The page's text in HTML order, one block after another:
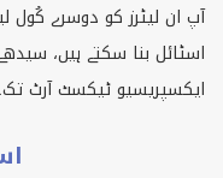
آپ ان لیٹرز کو دوسرے
اسٹائل بنا سکتے ہیں،
ایکسپریسیو ٹیکسٹ آرٹ